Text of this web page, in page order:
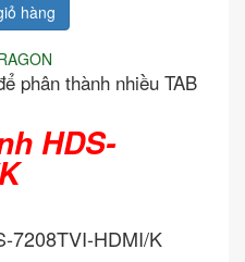
hàng
phân thành nhiều TAB
HDS-
7208TVI-HDMI/K